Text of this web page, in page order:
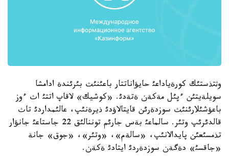
وثتذستئك كورةياداعئ حايؤاناتتار باعئنئث بئرئندة ادامشا
سويلةيتئن ءپئل مةكةن ةتةدئ. «كوشيك» لاقاپ اتتئ اث ءوز
باعؤشئلارئنئث سوزدةرئن قايتالاؤدئ ذيرةنئپ، عالئمداردئ تاث
قالدئرئپ وتئر. سالماعئ بةس جارئم توننالئق 22 جاستاعئ جانؤار
تذمسئعئن پايدالانئپ، «سالةم»، «وتئر»، «جوق» جانة
«جاقسئ» دةگةن سوزدةردئ ايتادئ ةكةن.